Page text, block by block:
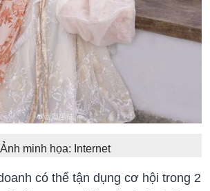
Ảnh minh họa: Internet
có thể tận dụng cơ hội trong 2